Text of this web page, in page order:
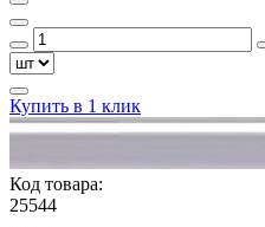
Купить в 1 клик
Код товара:
25544